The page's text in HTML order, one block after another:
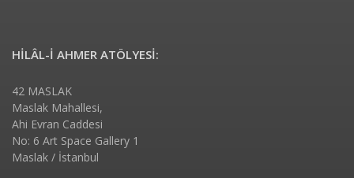
HİLÂL-İ AHMER ATÖLYESİ:
42 MASLAK
Maslak Mahallesi,
Ahi Evran Caddesi
No: 6 Art Space Gallery 1
Maslak / İstanbul